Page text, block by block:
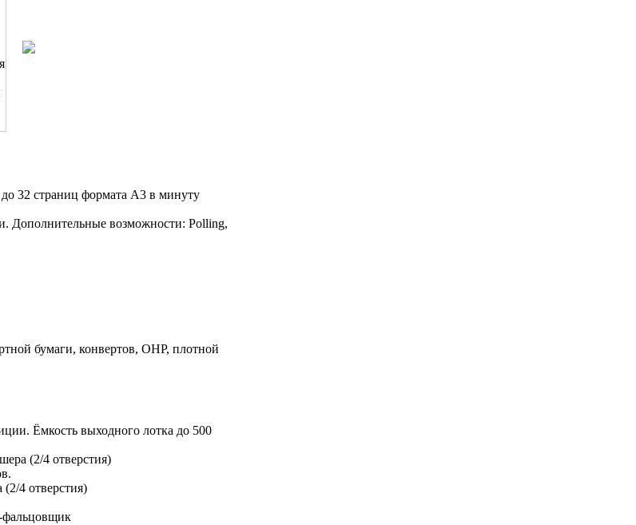
32 страниц формата А3 в минуту
Дополнительные возможности: Polling,
бумаги, конвертов, OHP, плотной
Ёмкость выходного лотка до 500
(2/4 отверстия)
4 отверстия)
фальцовщик